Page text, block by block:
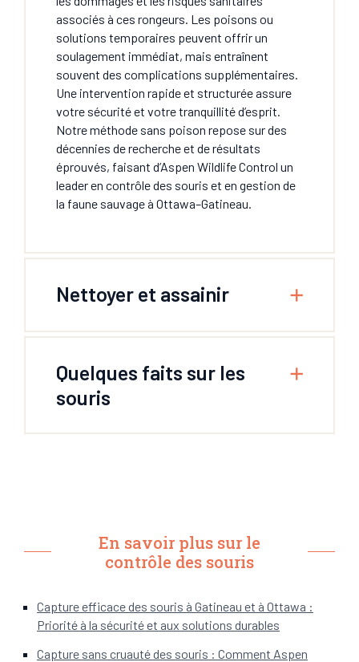
associés à ces rongeurs. Les poisons ou
solutions temporaires peuvent offrir un
soulagement immédiat, mais entraînent
souvent des complications supplémentaires.
Une intervention rapide et structurée assure
votre sécurité et votre tranquillité d’esprit.
Notre méthode sans poison repose sur des
décennies de recherche et de résultats
éprouvés, faisant d’Aspen Wildlife Control un
leader en contrôle des souris et en gestion de
la faune sauvage à Ottawa–Gatineau.
Nettoyer et assainir
Quelques faits sur les
souris
En savoir plus sur le
contrôle des souris
Capture efficace des souris à Gatineau et à Ottawa :
Priorité à la sécurité et aux solutions durables
Capture sans cruauté des souris : Comment Aspen